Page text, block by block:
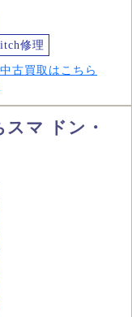
修理
中古買取はこちら
マ ドン・